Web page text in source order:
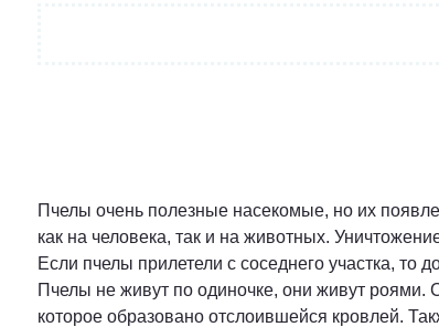
Пчелы очень полезные насекомые, но их
как на человека, так и на животных.
Если пчелы прилетели с соседнего участка, то
Пчелы не живут по одиночке, они живут роями.
которое образовано отслоившейся кровлей.